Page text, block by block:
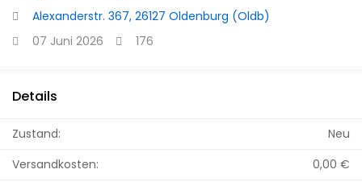
Alexanderstr. 367, 26127 Oldenburg (Oldb)
07 Juni 2026
176
Details
Zustand:
Neu
Versandkosten:
0,00 €